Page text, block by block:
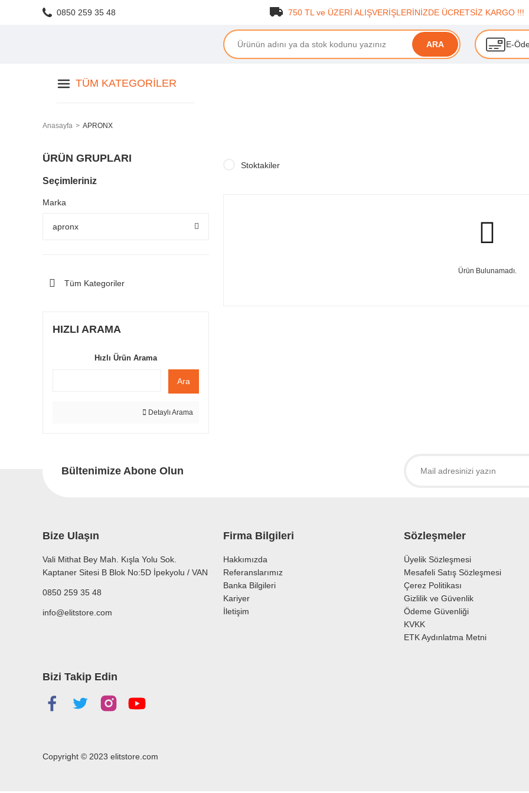
0850 259 35 48 750 TL ve ÜZERİ ALIŞVERİŞLERİNİZDE ÜCRETSİZ KARGO !!!
ARA E-
TÜM KATEGORILER
Anasayfa APRONX
ÜRÜN GRUPLARI
Seçimleriniz
Marka
apronx
Tüm Kategoriler
HIZLI ARAMA
Hızlı Ürün Arama
Ara
Detaylı Arama
Stoktakiler
Ürün Bulunamadı.
Bültenimize Abone Olun
Bize Ulaşın
Vali Mithat Bey Mah. Kışla Yolu Sok.
Kaptaner Sitesi B Blok No:5D İpekyolu / VAN
0850 259 35 48
info@elitstore.com
Firma Bilgileri
Hakkımızda
Referanslarımız
Banka Bilgileri
Kariyer
İletişim
Sözleşmeler
Üyelik Sözleşmesi
Mesafeli Satış Sözleşmesi
Çerez Politikası
Gizlilik ve Güvenlik
Ödeme Güvenliği
KVKK
ETK Aydınlatma Metni
Bizi Takip Edin
Copyright © 2023 elitstore.com